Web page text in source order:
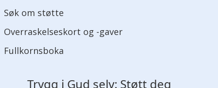
Søk om støtte
Overraskelseskort og -gaver
Fullkornsboka
Trygg i Gud selv: Støtt deg